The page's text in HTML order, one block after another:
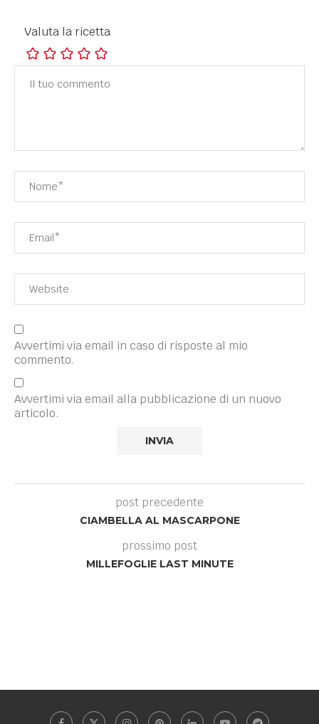
Valuta la ricetta
Avvertimi via email in caso di risposte al mio
commento.
Avvertimi via email alla pubblicazione di un nuovo
articolo.
post precedente
CIAMBELLA AL MASCARPONE
prossimo post
MILLEFOGLIE LAST MINUTE